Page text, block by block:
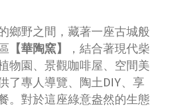
鄉野之間，藏著一座古城般
【華陶窯】
，結合著現代柴
物園、景觀咖啡屋、空間美
了專人導覽、陶土DIY、享
。對於這座綠意盎然的生態